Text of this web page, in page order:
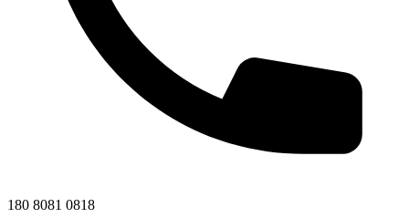
180 8081 0818